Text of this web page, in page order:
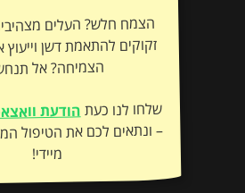
הצמח חלש? העלים
זקוקים להתאמת דשן וייעוץ
הצמיחה? אל
שלחו לנו כעתהודעת
מיידי!